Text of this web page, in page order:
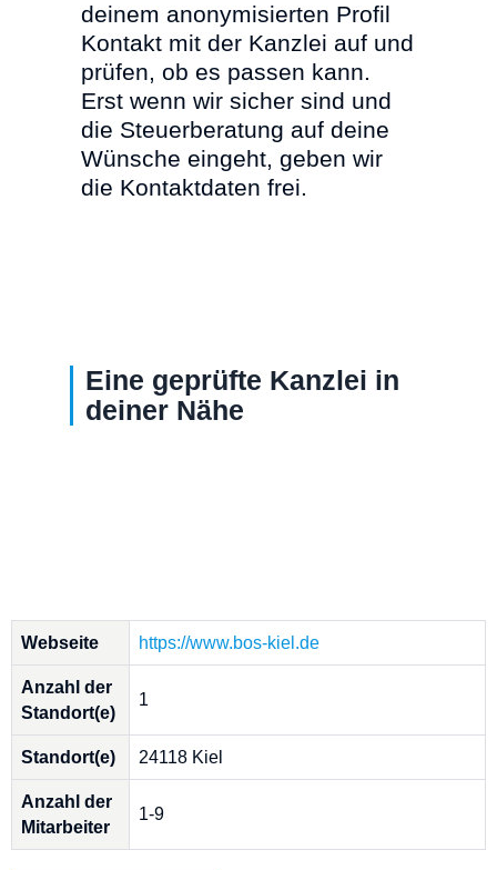
deinem anonymisierten Profil
Kontakt mit der Kanzlei auf und
prüfen, ob es passen kann.
Erst wenn wir sicher sind und
die Steuerberatung auf deine
Wünsche eingeht, geben wir
die Kontaktdaten frei.
Eine geprüfte Kanzlei in
deiner Nähe
Webseite https://www.bos-kiel.de
Anzahl der
Standort(e)
1
Standort(e) 24118 Kiel
Anzahl der
Mitarbeiter
1-9